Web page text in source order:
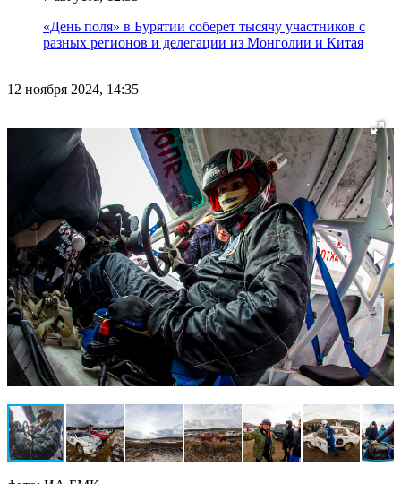
«День поля» в Бурятии соберет тысячу участников с
разных регионов и делегации из Монголии и Китая
12 ноября 2024, 14:35